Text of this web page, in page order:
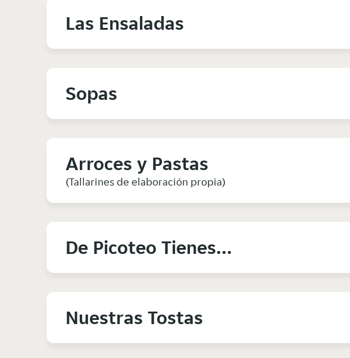
Las Ensaladas
Sopas
Arroces y Pastas
(Tallarines de elaboración propia)
De Picoteo Tienes...
Nuestras Tostas